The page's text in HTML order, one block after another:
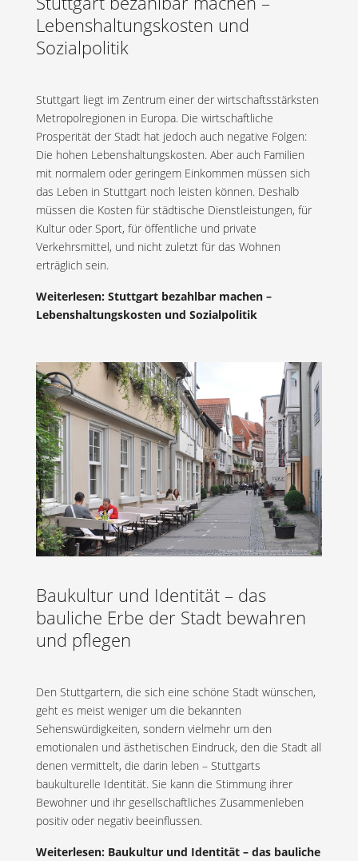
Lebenshaltungskosten und
Sozialpolitik
Stuttgart liegt im Zentrum einer der wirtschaftsstärksten
Metropolregionen in Europa. Die wirtschaftliche
Prosperität der Stadt hat jedoch auch negative Folgen:
Die hohen Lebenshaltungskosten. Aber auch Familien
mit normalem oder geringem Einkommen müssen sich
das Leben in Stuttgart noch leisten können. Deshalb
müssen die Kosten für städtische Dienstleistungen, für
Kultur oder Sport, für öffentliche und private
Verkehrsmittel, und nicht zuletzt für das Wohnen
erträglich sein.
Weiterlesen: Stuttgart bezahlbar machen –
Lebenshaltungskosten und Sozialpolitik
Baukultur und Identität – das
bauliche Erbe der Stadt bewahren
und pflegen
Den Stuttgartern, die sich eine schöne Stadt wünschen,
geht es meist weniger um die bekannten
Sehenswürdigkeiten, sondern vielmehr um den
emotionalen und ästhetischen Eindruck, den die Stadt all
denen vermittelt, die darin leben – Stuttgarts
baukulturelle Identität. Sie kann die Stimmung ihrer
Bewohner und ihr gesellschaftliches Zusammenleben
positiv oder negativ beeinflussen.
Weiterlesen: Baukultur und Identität – das bauliche